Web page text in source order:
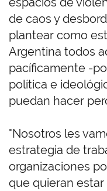
de caos y
plantear como
Argentina todos
pacíficamente -
política e
puedan hacer
"Nosotros les
estrategia de
organizaciones
que quieran